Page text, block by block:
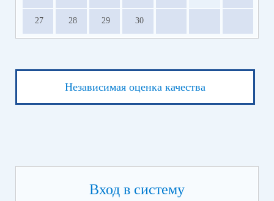
27 28 29 30
Независимая оценка качества
Вход в систему